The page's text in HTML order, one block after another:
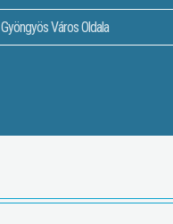
Gyöngyös Város Oldala